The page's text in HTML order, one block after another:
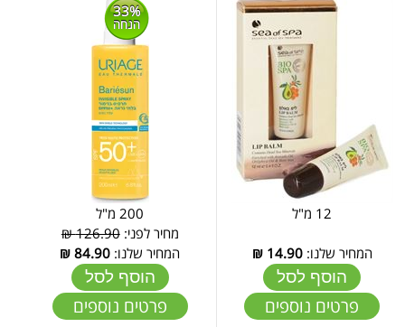
12 מ"ל
המחיר שלנו:14.90
₪
הוסף לסל
פרטים נוספים
33%
הנחה
200 מ"ל
מחיר לפני:126.90 ₪
המחיר שלנו: 84.90
₪
הוסף לסל
פרטים נוספים